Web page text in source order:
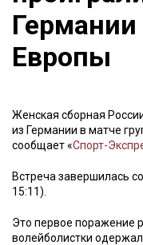
Спорт
Культура
Мурзилка
Европы
Женская сборная
из Германии в матче
сообщает «Спорт-
Встреча завершилась
15:11).
Это первое поражение
волейболистки